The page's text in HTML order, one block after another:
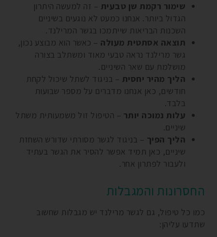
שימור רקמת שן טבעית– זה למעשה היתרון
הגדול ביותר. אנחנו כמעט לא נוגעים בשיניים
השכנות הבריאות שייתמכו בגשר המרילנד.
תוצאה אסתטית מעולה– כאשר הוא מבוצע נכון,
גשר מרילנד נראה טבעי מאוד ומשתלב בצורה
מושלמת עם שאר השיניים.
הליך מהיר יחסית– בניגוד לשתל שיכול לקחת
חודשים, כאן אנחנו מדברים על מספר שבועות
בלבד.
עלות נמוכה יותר– הטיפול זול משמעותית משתל
שיניים.
הליך הפיך– בניגוד לגשר מסורתי שדורש השחזת
שיניים, כאן תמיד אפשר להסיר את הגשר בעתיד
ולעבור לפתרון אחר.
החסרונות והמגבלות
כמו כל טיפול, גם לגשר מרילנד יש מגבלות שחשוב
שתדעו עליהן: